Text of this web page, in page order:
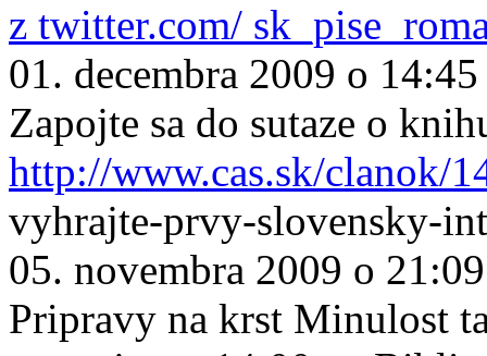
z twitter.com/
01. decembra 2009 o 14:45
Zapojte sa do sutaze o
http://www.cas.sk/clanok/
vyhrajte-prvy-slovensky-
05. novembra 2009 o 21:09
Pripravy na krst Minulost